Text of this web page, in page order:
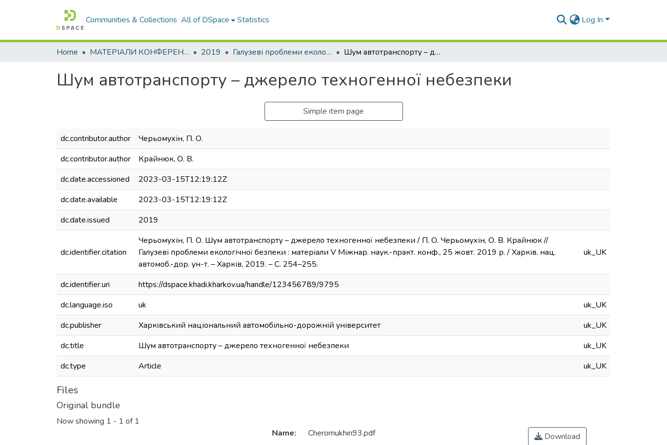
Communities & Collections All of DSpace Statistics Log In
Home МАТЕРІАЛИ КОНФЕРЕНЦІЙ 2019 Галузеві прoблеми екoлoгічнoї безпеки Шум автотранспорту – джерело техногенної небезпеки
Шум автотранспорту – джерело техногенної небезпеки
Simple item page
dc.contributor.author
Черьомухін, П. О.
dc.contributor.author
Крайнюк, О. В.
dc.date.accessioned
2023-03-15T12:19:12Z
dc.date.available
2023-03-15T12:19:12Z
dc.date.issued
2019
dc.identifier.citation
Черьомухін, П. О. Шум автотранспорту – джерело техногенної небезпеки / П. О. Черьомухін, О. В. Крайнюк //
Галузеві проблеми екологічної безпеки : матеріали V Міжнар. наук.-практ. конф., 25 жовт. 2019 р. / Харків. нац.
автомоб.-дор. ун-т. – Харків, 2019. – С. 254–255.
uk_UK
dc.identifier.uri
https://dspace.khadi.kharkov.ua/handle/123456789/9795
dc.language.iso
uk
uk_UK
dc.publisher
Харківський національний автомобільно-дорожній університет
uk_UK
dc.title
Шум автотранспорту – джерело техногенної небезпеки
uk_UK
dc.type
Article uk_UK
Files
Original bundle
Now showing 1 - 1 of 1
Name:
Cheromukhin93.pdf
Download